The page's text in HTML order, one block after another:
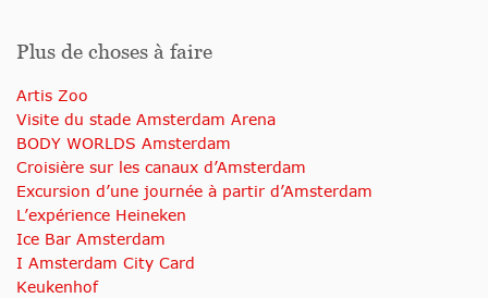
Plus de choses à faire
Artis Zoo
Visite du stade Amsterdam Arena
BODY WORLDS Amsterdam
Croisière sur les canaux d’Amsterdam
Excursion d’une journée à partir d’Amsterdam
L’expérience Heineken
Ice Bar Amsterdam
I Amsterdam City Card
Keukenhof